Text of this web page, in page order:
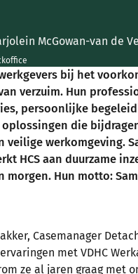
McGowan-van de
bij het
verzuim. Hun
persoonlijke
die
veilige werkomgeving.
HCS aan duurzame
morgen. Hun motto:
Casemanager
met VDHC
ze al jaren graag met